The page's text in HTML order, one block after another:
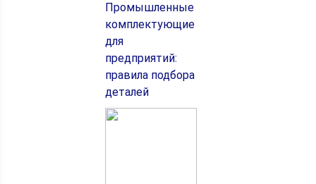
Промышленные
комплектующие
для
предприятий:
правила подбора
деталей